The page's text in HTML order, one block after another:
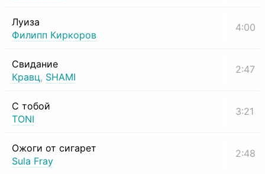
Луиза
Филипп Киркоров
4:00
Свидание
Кравц, SHAMI
2:47
С тобой
TONI
3:21
Ожоги от сигарет
Sula Fray
2:48